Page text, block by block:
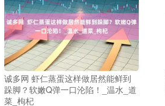
诚多网 虾仁蒸蛋这样做居然能鲜到
跺脚？软嫩Q弹一口沦陷！_温水_道
菜_枸杞